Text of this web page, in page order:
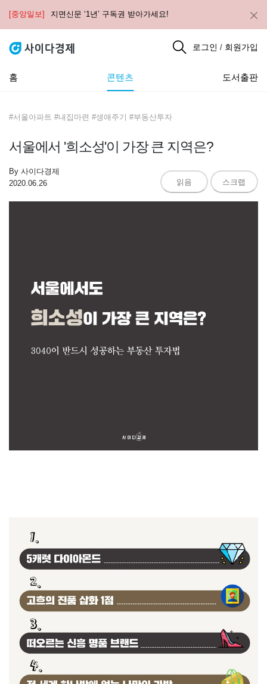
[중앙일보] 지면신문 ‘1년’ 구독권 받아가세요!
로그인 / 회원가입
홈 콘텐츠 도서출판
#서울아파트 #내집마련 #생애주기 #부동산투자
서울에서 '희소성'이 가장 큰 지역은?
By 사이다경제
2020.06.26
읽음 스크랩